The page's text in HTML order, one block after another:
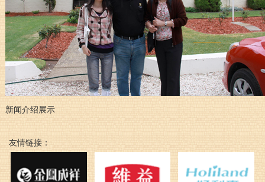
新闻介绍展示
友情链接：